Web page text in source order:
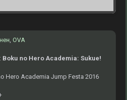
, OVA
Boku no Hero Academia: Sukue!
Hero Academia Jump Festa 2016